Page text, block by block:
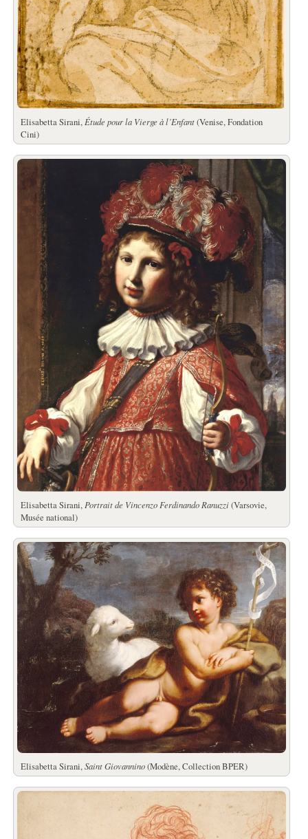
Elisabetta Sirani, Étude pour la Vierge à l’Enfant(Venise, Fondation
Cini)
Elisabetta Sirani, Portrait de Vincenzo Ferdinando Ranuzzi(Varsovie,
Musée national)
Elisabetta Sirani,Saint Giovannino(Modène, Collection BPER)